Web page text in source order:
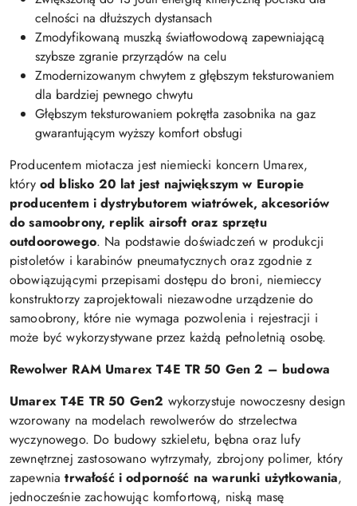
celności na dłuższych dystansach
Zmodyfikowaną muszką światłowodową zapewniającą
szybsze zgranie przyrządów na celu
Zmodernizowanym chwytem z głębszym teksturowaniem
dla bardziej pewnego chwytu
Głębszym teksturowaniem pokrętła zasobnika na gaz
gwarantującym wyższy komfort obsługi
Producentem miotacza jest niemiecki koncern Umarex,
który od blisko 20 lat jest największym w Europie
producentem i dystrybutorem wiatrówek, akcesoriów
do samoobrony, replik airsoft oraz sprzętu
outdoorowego. Na podstawie doświadczeń w produkcji
pistoletów i karabinów pneumatycznych oraz zgodnie z
obowiązującymi przepisami dostępu do broni, niemieccy
konstruktorzy zaprojektowali niezawodne urządzenie do
samoobrony, które nie wymaga pozwolenia i rejestracji i
może być wykorzystywane przez każdą pełnoletnią osobę.
Rewolwer RAM Umarex T4E TR 50 Gen 2 – budowa
Umarex T4E TR 50 Gen2 wykorzystuje nowoczesny design
wzorowany na modelach rewolwerów do strzelectwa
wyczynowego. Do budowy szkieletu, bębna oraz lufy
zewnętrznej zastosowano wytrzymały, zbrojony polimer, który
zapewnia trwałość i odporność na warunki użytkowania,
jednocześnie zachowując komfortową, niską masę